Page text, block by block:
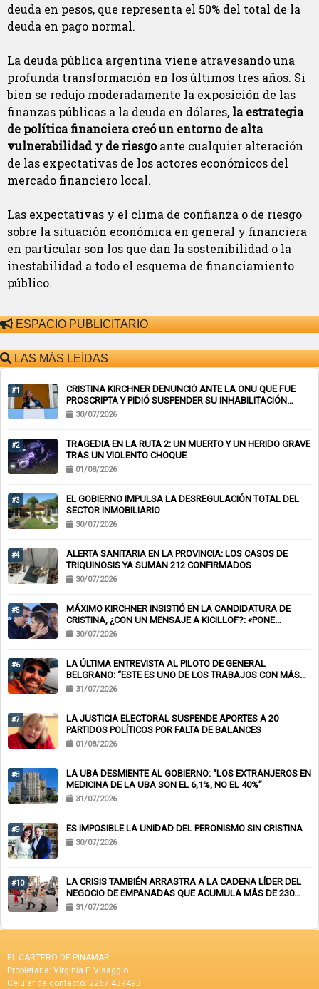
deuda en pesos, que representa el 50% del total de la
deuda en pago normal.
La deuda pública argentina viene atravesando una
profunda transformación en los últimos tres años. Si
bien se redujo moderadamente la exposición de las
finanzas públicas a la deuda en dólares, la estrategia
de política financiera creó un entorno de alta
vulnerabilidad y de riesgoante cualquier alteración
de las expectativas de los actores económicos del
mercado financiero local.
Las expectativas y el clima de confianza o de riesgo
sobre la situación económica en general y financiera
en particular son los que dan la sostenibilidad o la
inestabilidad a todo el esquema de financiamiento
público.
ESPACIO PUBLICITARIO
LAS MÁS LEÍDAS
#1
CRISTINA KIRCHNER DENUNCIÓ ANTE LA ONU QUE FUE
PROSCRIPTA Y PIDIÓ SUSPENDER SU INHABILITACIÓN
PERPETUA
30/07/2026
#2
TRAGEDIA EN LA RUTA 2: UN MUERTO Y UN HERIDO GRAVE
TRAS UN VIOLENTO CHOQUE
01/08/2026
#3
EL GOBIERNO IMPULSA LA DESREGULACIÓN TOTAL DEL
SECTOR INMOBILIARIO
30/07/2026
#4
ALERTA SANITARIA EN LA PROVINCIA: LOS CASOS DE
TRIQUINOSIS YA SUMAN 212 CONFIRMADOS
30/07/2026
#5
MÁXIMO KIRCHNER INSISTIÓ EN LA CANDIDATURA DE
CRISTINA, ¿CON UN MENSAJE A KICILLOF?: «PONE
NERVIOSOS A MUCHOS»
30/07/2026
#6
LA ÚLTIMA ENTREVISTA AL PILOTO DE GENERAL
BELGRANO: “ESTE ES UNO DE LOS TRABAJOS CON MÁS
RIESGO”
31/07/2026
#7
LA JUSTICIA ELECTORAL SUSPENDE APORTES A 20
PARTIDOS POLÍTICOS POR FALTA DE BALANCES
01/08/2026
#8
LA UBA DESMIENTE AL GOBIERNO: “LOS EXTRANJEROS EN
MEDICINA DE LA UBA SON EL 6,1%, NO EL 40%”
31/07/2026
#9 ES IMPOSIBLE LA UNIDAD DEL PERONISMO SIN CRISTINA
30/07/2026
#10
LA CRISIS TAMBIÉN ARRASTRA A LA CADENA LÍDER DEL
NEGOCIO DE EMPANADAS QUE ACUMULA MÁS DE 230
CHEQUES RECHAZADOS Y PONE EN RIESGO CIENTOS DE
31/07/2026
EL CARTERO DE PINAMAR
Propietaria: Virginia F. Visaggio
Celular de contacto: 2267 439493